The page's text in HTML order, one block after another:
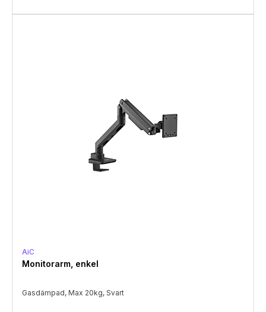
AiC
Monitorarm, enkel
Gasdämpad, Max 20kg, Svart